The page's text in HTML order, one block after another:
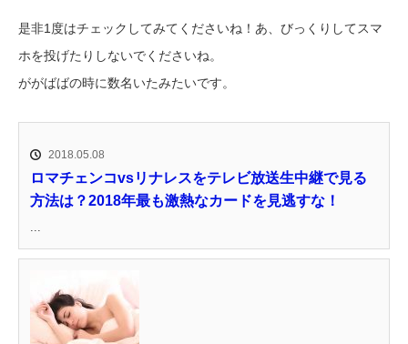
是非1度はチェックしてみてくださいね！あ、びっくりしてスマ
ホを投げたりしないでくださいね。
ががばばの時に数名いたみたいです。
2018.05.08
ロマチェンコvsリナレスをテレビ放送生中継で見る
方法は？2018年最も激熱なカードを見逃すな！